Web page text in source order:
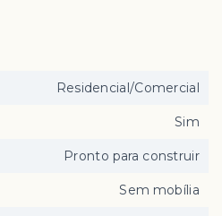
Residencial/Comercial
Sim
Pronto para construir
Sem mobília